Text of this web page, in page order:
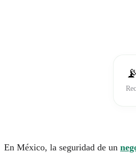
Hazte Distribuidor
📡
En México, la seguridad de un